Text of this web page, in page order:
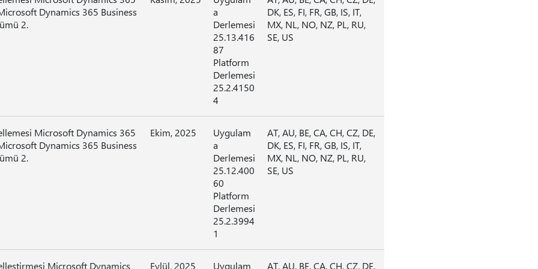
Dynamics 365 Business
2.
a
Derlemesi
25.13.416
87
Platform
Derlemesi
25.2.4150
4
DK, ES, FI, FR, GB, IS, IT,
MX, NL, NO, NZ, PL, RU,
SE, US
Microsoft Dynamics 365
Dynamics 365 Business
2.
Ekim, 2025
Uygulam
a
Derlemesi
25.12.400
60
Platform
Derlemesi
25.2.3994
1
AT, AU, BE, CA, CH, CZ, DE,
DK, ES, FI, FR, GB, IS, IT,
MX, NL, NO, NZ, PL, RU,
SE, US
Microsoft Dynamics Eylül, 2025 Uygulam AT, AU, BE, CA, CH, CZ, DE,